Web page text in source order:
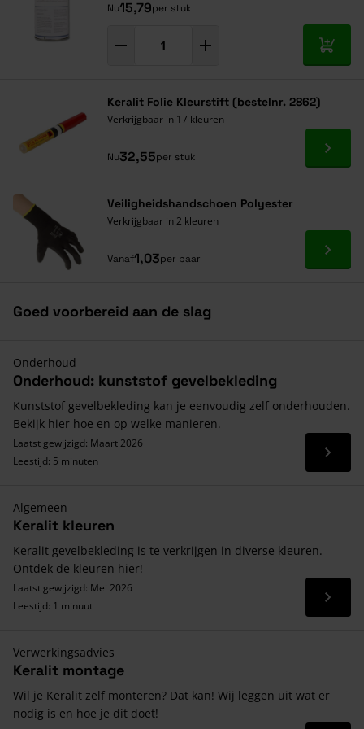
Nu15,79per stuk
In
Keralit Folie Kleurstift (bestelnr. 2862)
Verkrijgbaar in 17 kleuren
Nu32,55per stuk Ga
Veiligheidshandschoen Polyester
Verkrijgbaar in 2 kleuren
Vanaf1,03per paar Ga
Goed voorbereid aan de slag
Onderhoud
Onderhoud: kunststof gevelbekleding
Kunststof gevelbekleding kan je eenvoudig zelf onderhouden.
Bekijk hier hoe en op welke manieren.
Laatst gewijzigd: Maart 2026
Leestijd: 5 minuten
Lees
Algemeen
Keralit kleuren
Keralit gevelbekleding is te verkrijgen in diverse kleuren.
Ontdek de kleuren hier!
Laatst gewijzigd: Mei 2026
Leestijd: 1 minuut
Lees
Verwerkingsadvies
Keralit montage
Wil je Keralit zelf monteren? Dat kan! Wij leggen uit wat er
nodig is en hoe je dit doet!